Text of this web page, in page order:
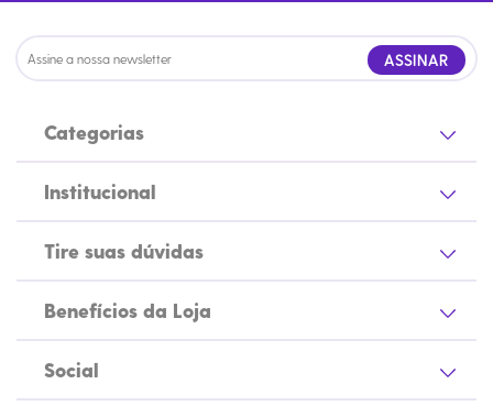
ASSINAR
Categorias
Institucional
Tire suas dúvidas
Benefícios da Loja
Social